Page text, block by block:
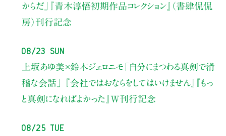
からだ」
『青木淳悟初期作品コレクション』（書肆侃侃
房）刊行記念
08/23 Sun
上坂あゆ美×鈴木ジェロニモ 「自分にまつわる真剣で滑
稽な会話」
『会社ではおならをしてはいけません』『もっ
と真剣になればよかった』W刊行記念
08/25 Tue